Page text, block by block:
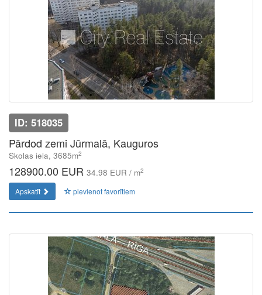
ID: 518035
Pārdod zemi Jūrmalā, Kauguros
Skolas iela, 3685m2
128900.00 EUR 34.98 EUR / m2
Apskatīt pievienot favorītiem